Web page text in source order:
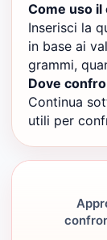
Come uso il
Inserisci la
in base ai
grammi,
Dove
Continua
utili per